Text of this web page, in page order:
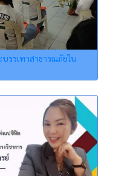
รรเทาสาธารณภัยใน